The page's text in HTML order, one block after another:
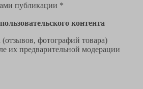
публикации *
контента
фотографий товара)
их предварительной модерации